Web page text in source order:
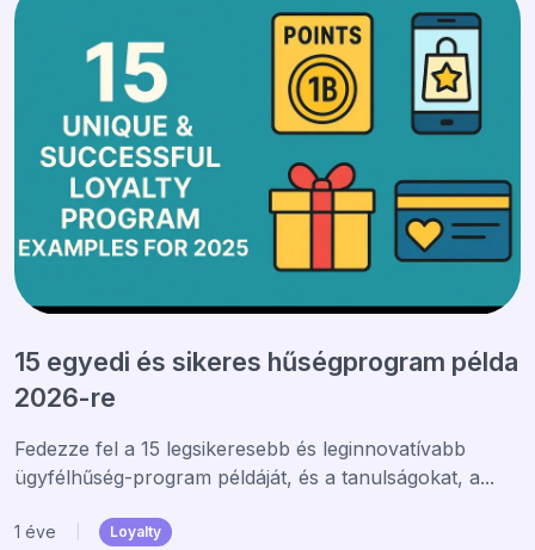
15 egyedi és sikeres hűségprogram példa
2026-re
Fedezze fel a 15 legsikeresebb és leginnovatívabb
ügyfélhűség-program példáját, és a tanulságokat, a...
1 éve Loyalty